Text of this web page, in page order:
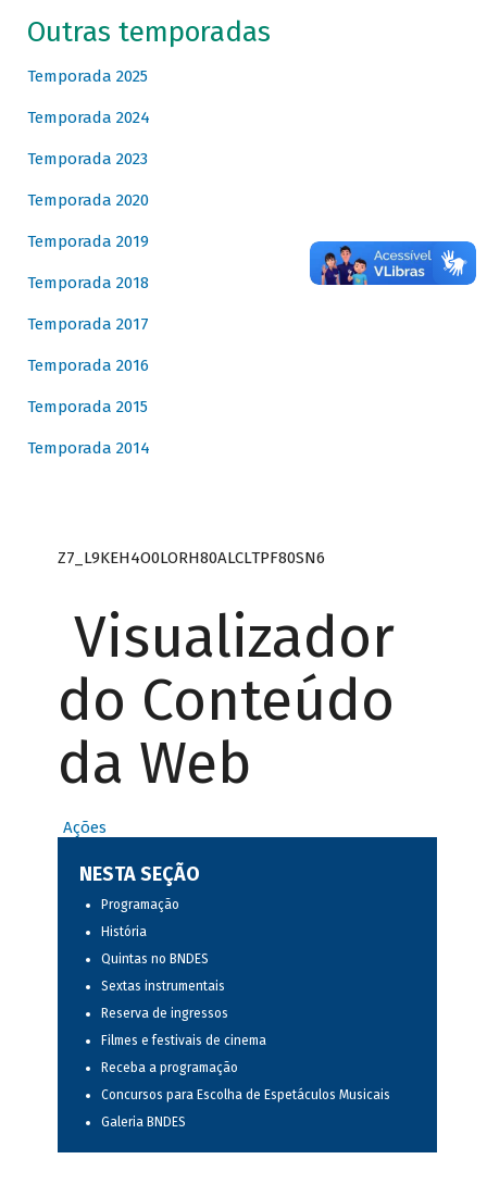
Outras temporadas
Temporada 2025
Temporada 2024
Temporada 2023
Temporada 2020
Temporada 2019
Temporada 2018
Temporada 2017
Temporada 2016
Temporada 2015
Temporada 2014
Z7_L9KEH4O0LORH80ALCLTPF80SN6
Visualizador
do Conteúdo
da Web
Ações
NESTA SEÇÃO
Programação
História
Quintas no BNDES
Sextas instrumentais
Reserva de ingressos
Filmes e festivais de cinema
Receba a programação
Concursos para Escolha de Espetáculos Musicais
Galeria BNDES